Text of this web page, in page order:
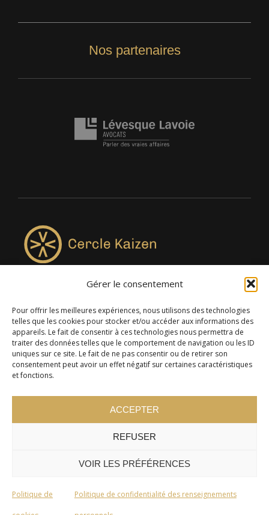
Gérer le consentement
Pour offrir les meilleures expériences, nous utilisons des technologies
telles que les cookies pour stocker et/ou accéder aux informations des
appareils. Le fait de consentir à ces technologies nous permettra de
traiter des données telles que le comportement de navigation ou les ID
uniques sur ce site. Le fait de ne pas consentir ou de retirer son
consentement peut avoir un effet négatif sur certaines caractéristiques
et fonctions.
ACCEPTER
REFUSER
VOIR LES PRÉFÉRENCES
Politique de Politique de confidentialité des renseignements
Nos partenaires
4957, rue Lionel-Groulx, bureau 819, Saint-Augustin-de-
Desmaures QC G3A 0M7
© 2024 Cercle Kaizen. Tous droits réservés -